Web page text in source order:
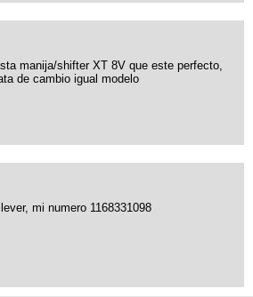
manija/shifter XT 8V que este perfecto,
de cambio igual modelo
mi numero 1168331098